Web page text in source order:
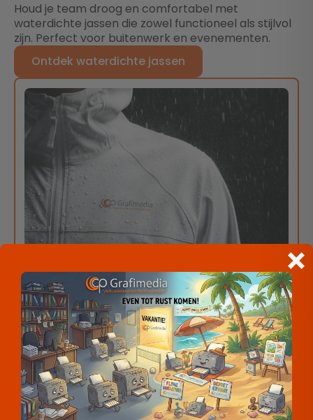
Houd je team droog en comfortabel met
waterdichte jassen die zowel functioneel als stijlvol
zijn. Perfect voor buitenwerk en evenementen.
Ontdek waterdichte jassen
Meld je aan voor onze
nieuwsbrief